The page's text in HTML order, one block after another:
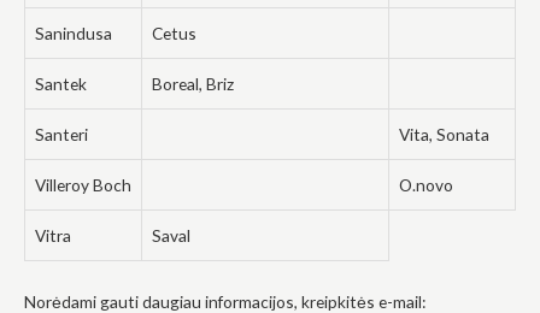
Sanindusa Cetus
Santek Boreal, Briz
Santeri Vita, Sonata
Villeroy Boch O.novo
Vitra Saval
Norėdami gauti daugiau informacijos, kreipkitės e-mail: